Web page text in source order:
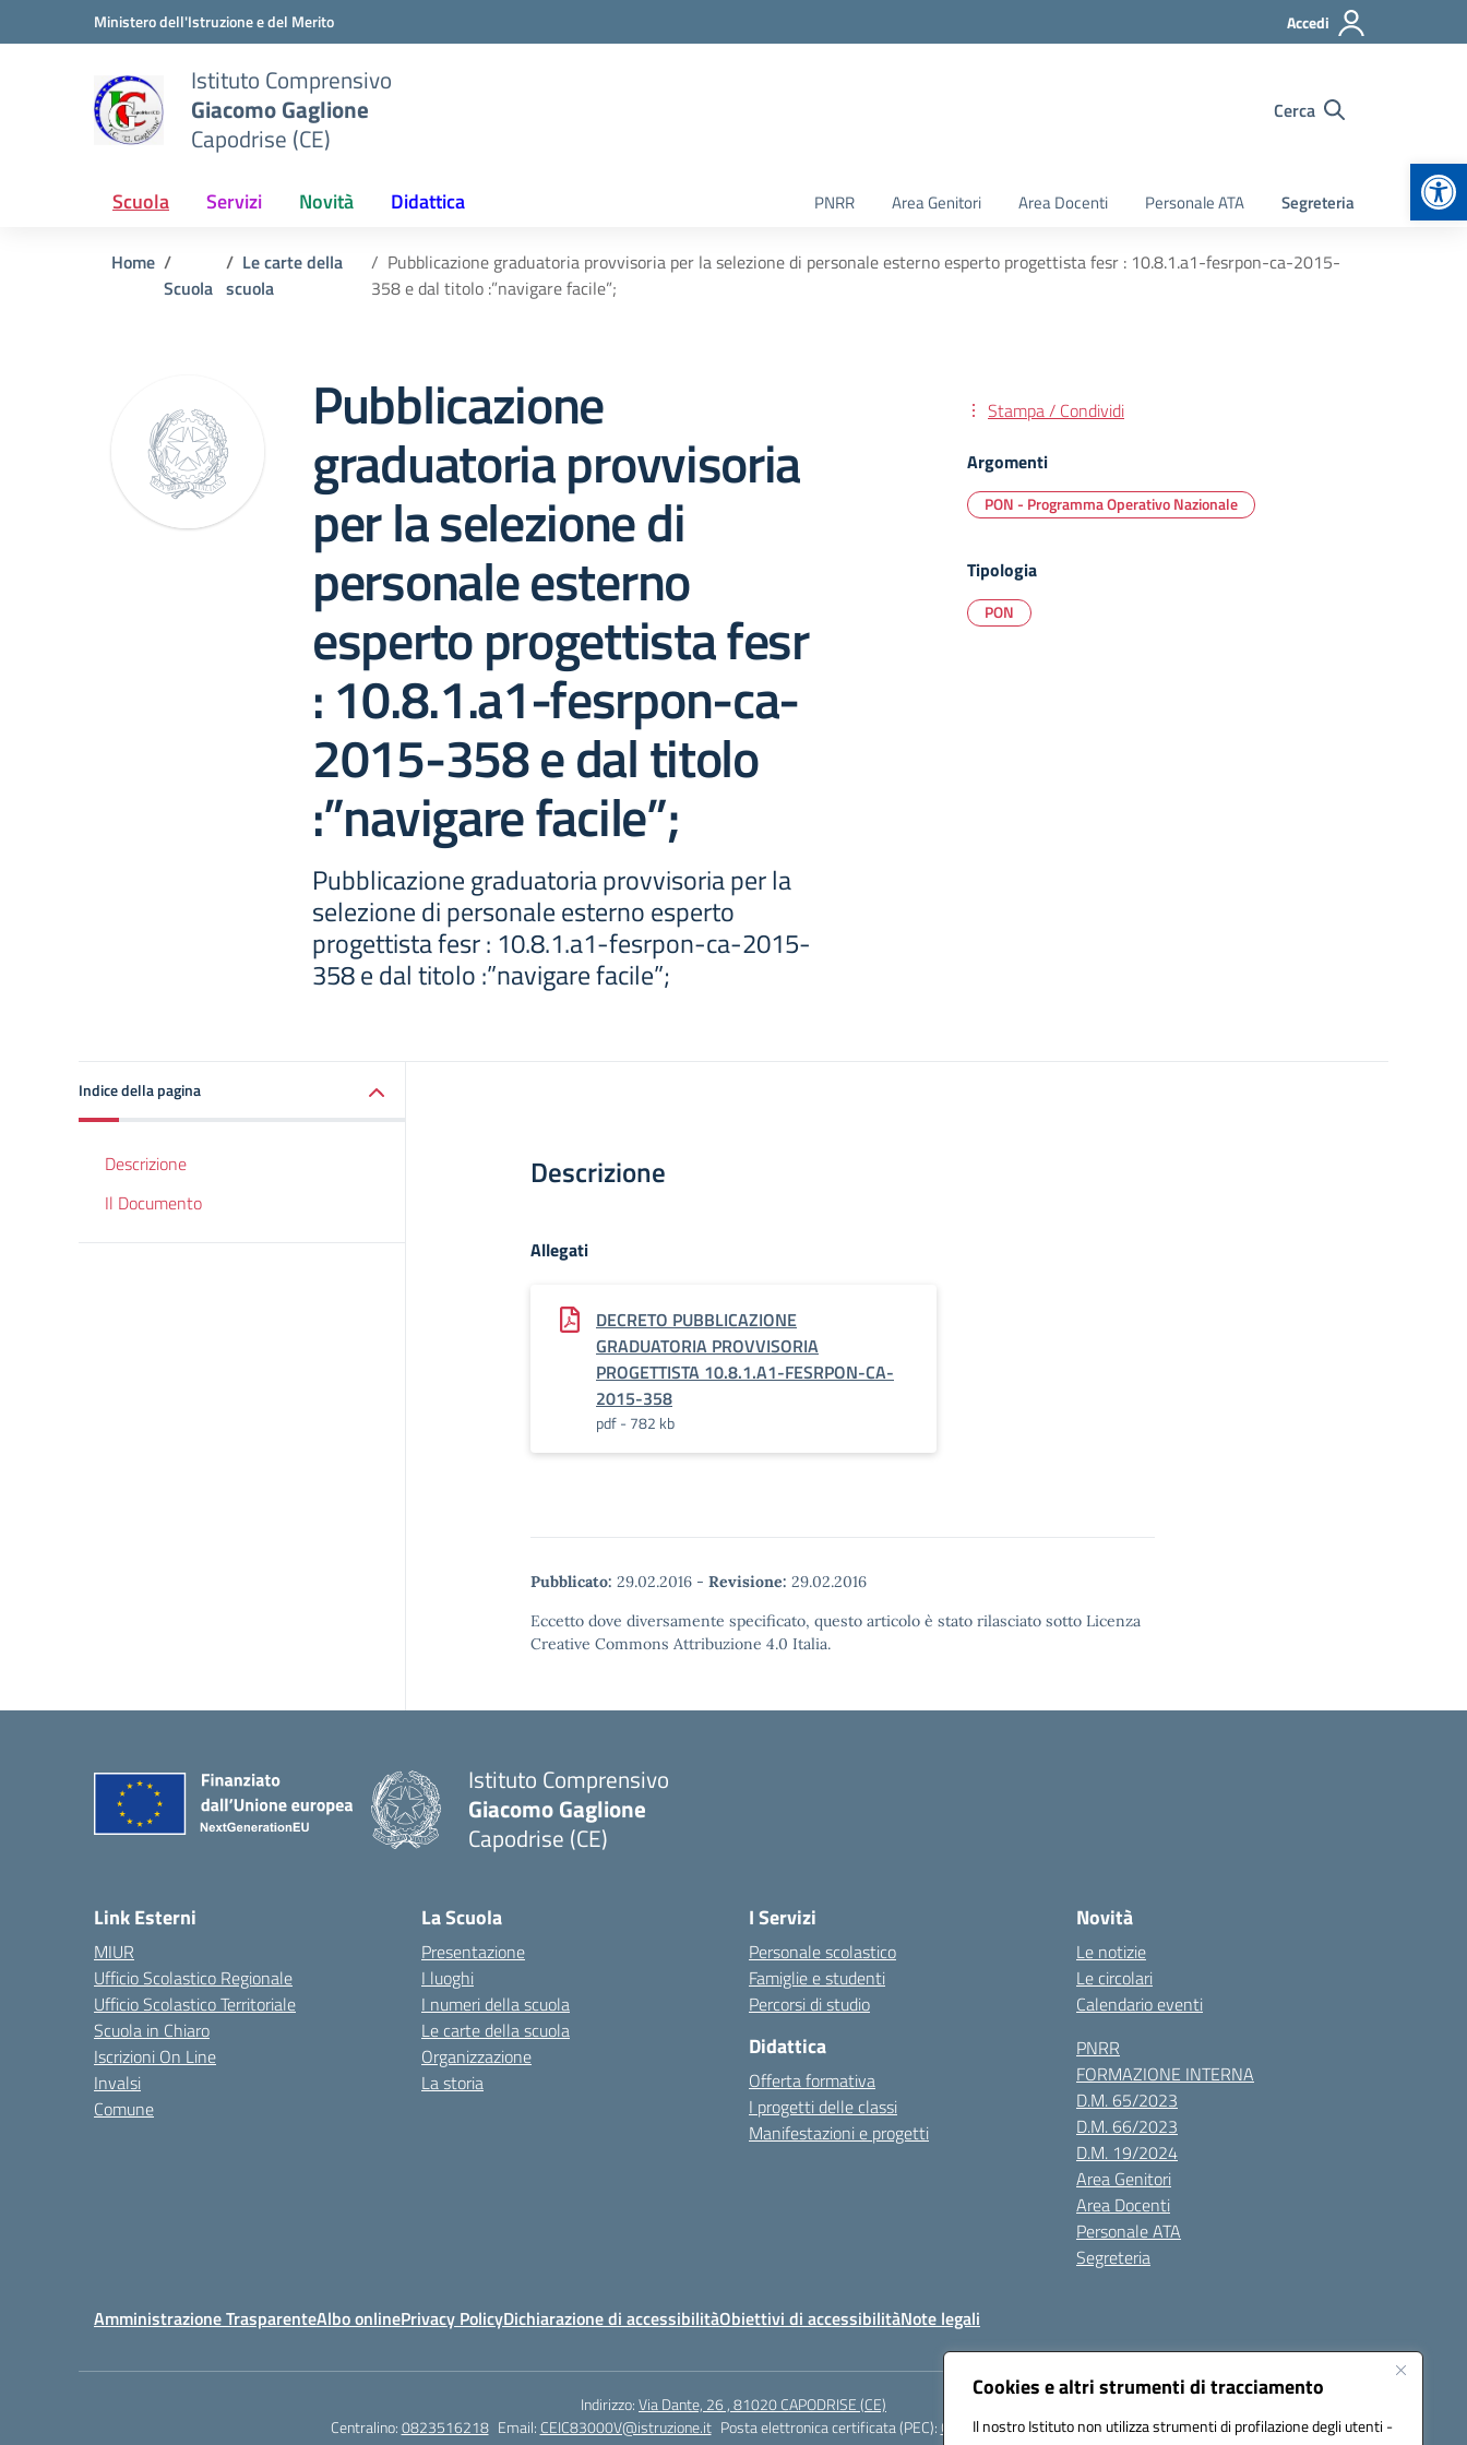
Cookies e altri strumenti di tracciamento
Il nostro Istituto non utilizza strumenti di profilazione degli utenti -
Vai ai contenuti
Vai al menu di navigazioneMinistero dell'Istruzione e del Merito Accedi
Istituto Comprensivo
Giacomo Gaglione
Capodrise (CE)
Cerca
Scuola Servizi Novità Didattica PNRR Area Genitori Area Docenti Personale ATA Segreteria
Home
Scuola
Le carte della
scuola
Pubblicazione graduatoria provvisoria per la selezione di personale esterno esperto progettista fesr : 10.8.1.a1-fesrpon-ca-2015-
358 e dal titolo :”navigare facile”;
Pubblicazione
graduatoria provvisoria
per la selezione di
personale esterno
esperto progettista fesr
: 10.8.1.a1-fesrpon-ca-
2015-358 e dal titolo
:”navigare facile”;
Pubblicazione graduatoria provvisoria per la
selezione di personale esterno esperto
progettista fesr : 10.8.1.a1-fesrpon-ca-2015-
358 e dal titolo :”navigare facile”;
Stampa / Condividi
Argomenti
PON - Programma Operativo Nazionale
Tipologia
PON
Indice della pagina
Descrizione
Il Documento
Descrizione
Allegati
DECRETO PUBBLICAZIONE
GRADUATORIA PROVVISORIA
PROGETTISTA 10.8.1.A1-FESRPON-CA-
2015-358
pdf - 782 kb
Pubblicato: 29.02.2016 - Revisione: 29.02.2016
Eccetto dove diversamente specificato, questo articolo è stato rilasciato sotto Licenza
Creative Commons Attribuzione 4.0 Italia.
Istituto Comprensivo
Giacomo Gaglione
Capodrise (CE)
Link Esterni
MIUR
Ufficio Scolastico Regionale
Ufficio Scolastico Territoriale
Scuola in Chiaro
Iscrizioni On Line
Invalsi
Comune
La Scuola
Presentazione
I luoghi
I numeri della scuola
Le carte della scuola
Organizzazione
La storia
I Servizi
Personale scolastico
Famiglie e studenti
Percorsi di studio
Didattica
Offerta formativa
I progetti delle classi
Manifestazioni e progetti
Novità
Le notizie
Le circolari
Calendario eventi
PNRR
FORMAZIONE INTERNA
D.M. 65/2023
D.M. 66/2023
D.M. 19/2024
Area Genitori
Area Docenti
Personale ATA
Segreteria
Amministrazione TrasparenteAlbo onlinePrivacy PolicyDichiarazione di accessibilitàObiettivi di accessibilitàNote legali
Indirizzo:Via Dante, 26 , 81020 CAPODRISE (CE)
Centralino:0823516218 Email: CEIC83000V@istruzione.it Posta elettronica certificata (PEC): CEIC83000V@pec.istruzione.it